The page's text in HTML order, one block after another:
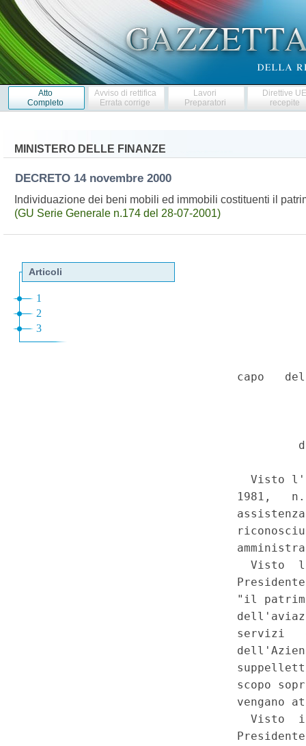
Atto
Completo
Avviso di rettifica
Errata corrige
Lavori
Preparatori
Direttive
recepite
MINISTERO DELLE FINANZE
DECRETO 14 novembre 2000
Individuazione dei beni mobili ed immobili costituenti il
(GU Serie Generale n.174 del 28-07-2001)